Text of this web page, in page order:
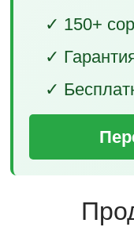
✓ 150+
✓
✓